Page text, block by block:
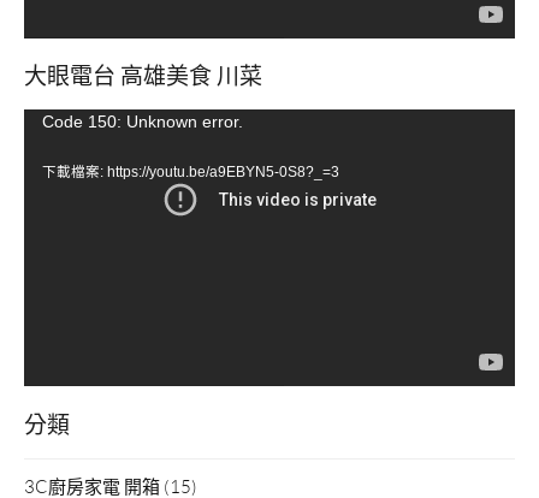
大眼電台 高雄美食 川菜
視Code 150: Unknown error.
下載檔案: https://youtu.be/a9EBYN5-0S8?_=3
分類
3C廚房家電 開箱 (15)